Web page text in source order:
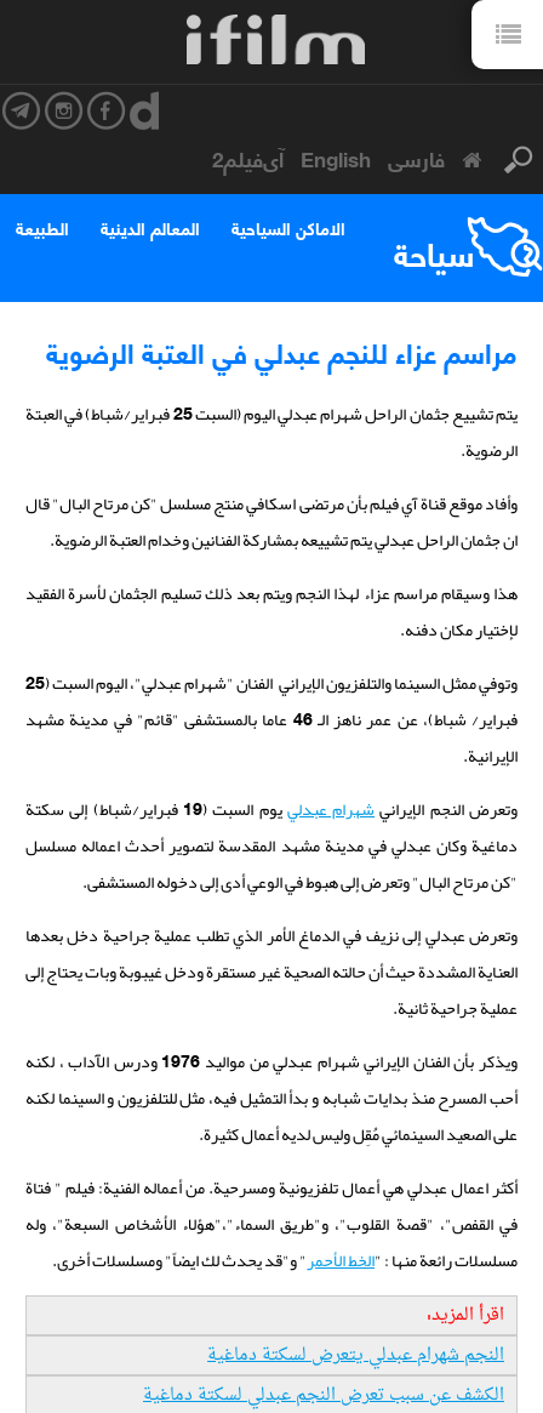
فارسی English آی‌فیلم2
سياحة الطبيعة المعالم الدينية الاماكن السياحية
مراسم عزاء للنجم عبدلي في العتبة الرضوية
يتم تشييع جثمان الراحل شهرام عبدلي اليوم (السبت 25 فبراير/شباط) في العبتة
الرضوية.
وأفاد موقع قناة آي فيلم بأن مرتضى اسكافي منتج مسلسل "كن مرتاح البال" قال
ان جثمان الراحل عبدلي يتم تشييعه بمشاركة الفنانين وخدام العتبة الرضوية.
هذا وسيقام مراسم عزاء لهذا النجم ويتم بعد ذلك تسليم الجثمان لأسرة الفقيد
لإختيار مكان دفنه.
وتوفي ممثل السينما والتلفزيون الإيراني الفنان "شهرام عبدلي"، اليوم السبت (25
فبراير/ شباط)، عن عمر ناهز الـ 46 عاما بالمستشفى "قائم" في مدينة مشهد
الإيرانية.
وتعرض النجم الإيرانيشهرام عبدلي
يوم السبت (19 فبراير/شباط) إلى سكتة
دماغية وكان عبدلي في مدينة مشهد المقدسةلتصوير أحدث اعماله مسلسل
"كن مرتاح البال" وتعرض إلى هبوط في الوعي أدى إلى دخوله المستشفى.
وتعرض عبدلي إلى نزيف في الدماغ الأمر الذي تطلب عملية جراحية دخل بعدها
العناية المشددة حيث أن حالته الصحية غير مستقرة ودخل غيبوبة وبات يحتاج إلى
عملية جراحية ثانية.
ويذكر بأن الفنان الإيراني شهرام عبدلي من مواليد 1976 ودرس الآداب ، لكنه
أحب المسرح منذ بدايات شبابه و بدأ التمثيل فيه، مثل للتلفزيون و السينما لكنه
على الصعيد السينمائي مُقِل وليس لديه أعمال كثيرة.
أكثر اعمال عبدلي هي أعمال تلفزيونية ومسرحية. من أعماله الفنية: فيلم " فتاة
في القفص"، "قصة القلوب"، و"طريق السماء"،"هؤلاء الأشخاص السبعة"، وله
مسلسلات رائعة منها : "الخط الأحمر" و"قد يحدث لك ايضاً" ومسلسلات أخرى.
اقرأ المزيد:
النجم شهرام عبدلي يتعرض لسكتة دماغية
الكشف عن سبب تعرض النجم عبدلي لسكتة دماغية